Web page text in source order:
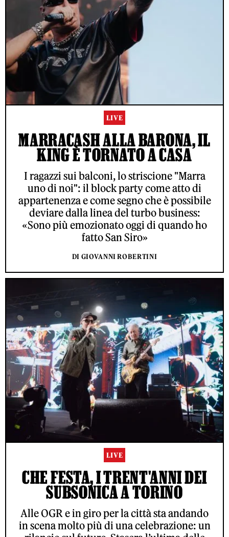
LIVE
MARRACASH ALLA BARONA, IL
KING È TORNATO A CASA
I ragazzi sui balconi, lo striscione "Marra
uno di noi": il block party come atto di
appartenenza e come segno che è possibile
deviare dalla linea del turbo business:
«Sono più emozionato oggi di quando ho
fatto San Siro»
DI GIOVANNI ROBERTINI
LIVE
CHE FESTA, I TRENT'ANNI DEI
SUBSONICA A TORINO
Alle OGR e in giro per la città sta andando
in scena molto più di una celebrazione: un